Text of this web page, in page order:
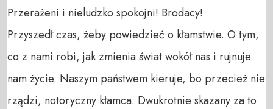
Przerażeni i nieludzko spokojni! Brodacy!
Przyszedł czas, żeby powiedzieć o kłamstwie. O tym,
co z nami robi, jak zmienia świat wokół nas i rujnuje
nam życie. Naszym państwem kieruje, bo przecież nie
rządzi, notoryczny kłamca. Dwukrotnie skazany za to